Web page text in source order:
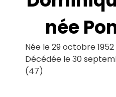
Le Haillan
Le Taillan-Médoc
Mérignac
Parempuyre
Pessac
née
Née le 29 octobre
Décédée le 30
(47)